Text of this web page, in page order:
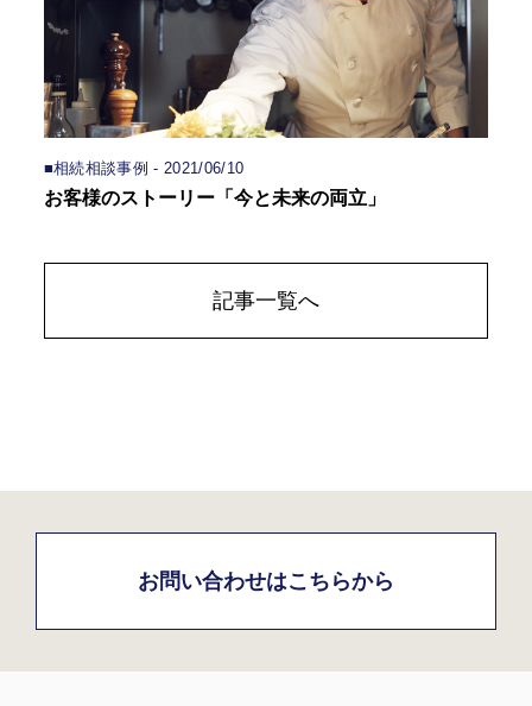
■相続相談事例 - 2021/06/10
お客様のストーリー「今と未来の両立」
記事一覧へ
お問い合わせはこちらから